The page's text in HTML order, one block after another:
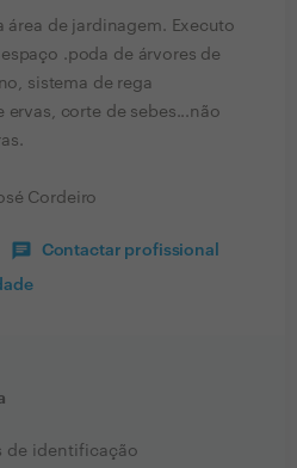
área de jardinagem. Executo
.poda de árvores de
sistema de rega
ervas, corte de sebes...não
Cordeiro
Contactar profissional
de identificação